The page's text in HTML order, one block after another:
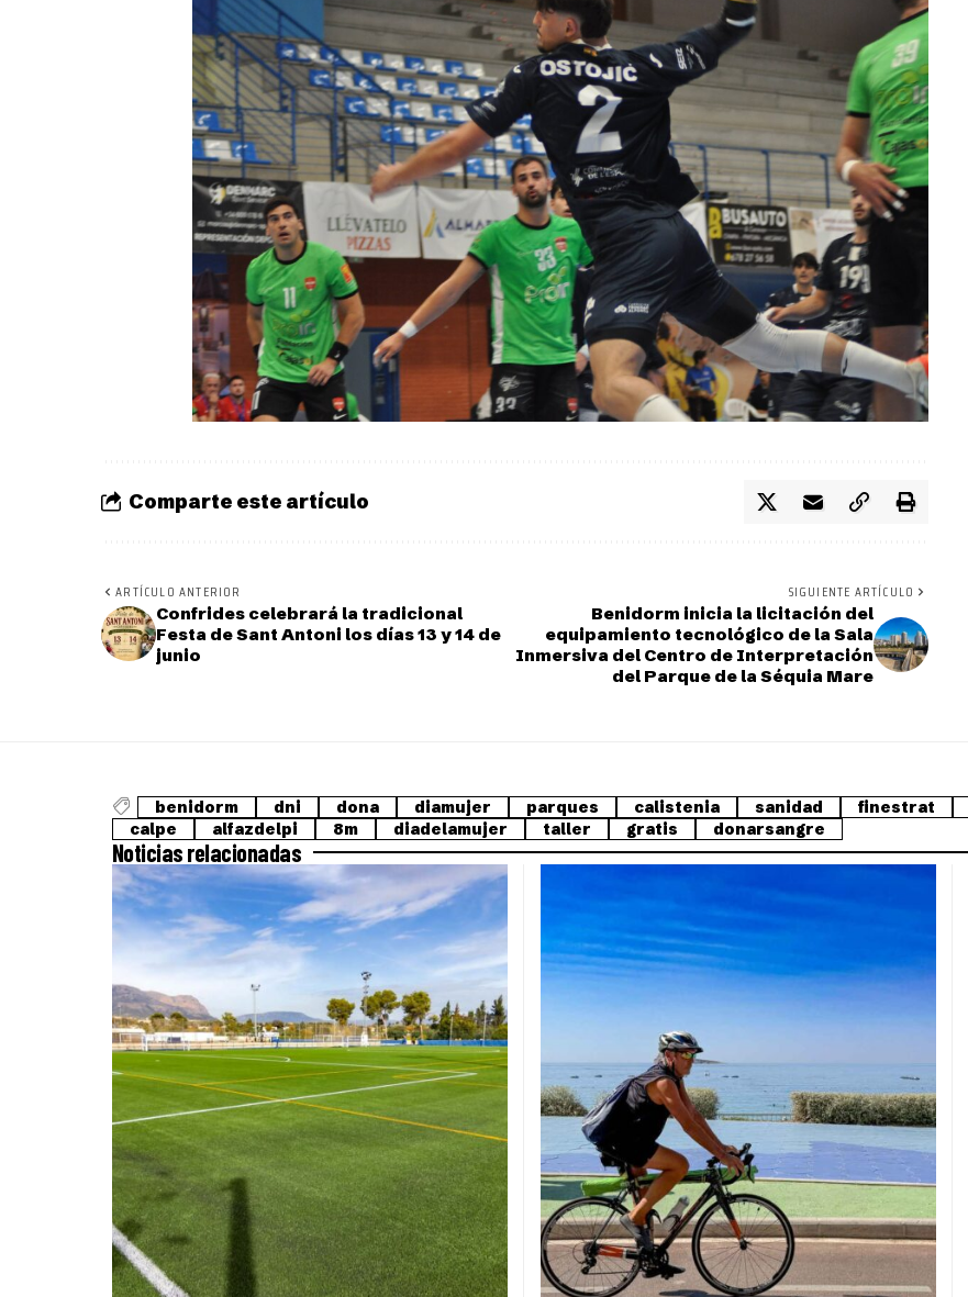
Comparte este artículo
ARTÍCULO ANTERIOR
Confrides celebrará la tradicional
Festa de Sant Antoni los días 13 y 14 de
junio
SIGUIENTE ARTÍCULO
Benidorm inicia la licitación del
equipamiento tecnológico de la Sala
Inmersiva del Centro de Interpretación
del Parque de la Séquia Mare
benidorm dni dona diamujer parques calistenia sanidad finestrat
calpe
alfazdelpi 8m diadelamujer taller gratis donarsangre
Noticias relacionadas